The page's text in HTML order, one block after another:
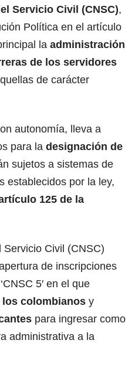
Servicio Civil (CNSC),
Política en el artículo
la administración
de los servidores
de carácter
autonomía, lleva a
para la designación de
sujetos a sistemas de
establecidos por la ley,
125 de la
Civil (CNSC)
de inscripciones
5′ en el que
colombianos y
para ingresar como
administrativa a la